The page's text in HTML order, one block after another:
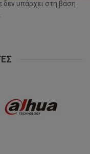
δεν υπάρχει στη βάση